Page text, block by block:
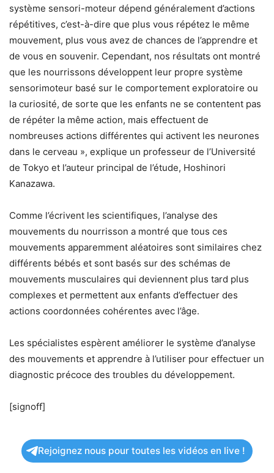
système sensori-moteur dépend généralement d’actions
répétitives, c’est-à-dire que plus vous répétez le même
mouvement, plus vous avez de chances de l’apprendre et
de vous en souvenir. Cependant, nos résultats ont montré
que les nourrissons développent leur propre système
sensorimoteur basé sur le comportement exploratoire ou
la curiosité, de sorte que les enfants ne se contentent pas
de répéter la même action, mais effectuent de
nombreuses actions différentes qui activent les neurones
dans le cerveau », explique un professeur de l’Université
de Tokyo et l’auteur principal de l’étude, Hoshinori
Kanazawa.
Comme l’écrivent les scientifiques, l’analyse des
mouvements du nourrisson a montré que tous ces
mouvements apparemment aléatoires sont similaires chez
différents bébés et sont basés sur des schémas de
mouvements musculaires qui deviennent plus tard plus
complexes et permettent aux enfants d’effectuer des
actions coordonnées cohérentes avec l’âge.
Les spécialistes espèrent améliorer le système d’analyse
des mouvements et apprendre à l’utiliser pour effectuer un
diagnostic précoce des troubles du développement.
[signoff]
Rejoignez nous pour toutes les vidéos en live !